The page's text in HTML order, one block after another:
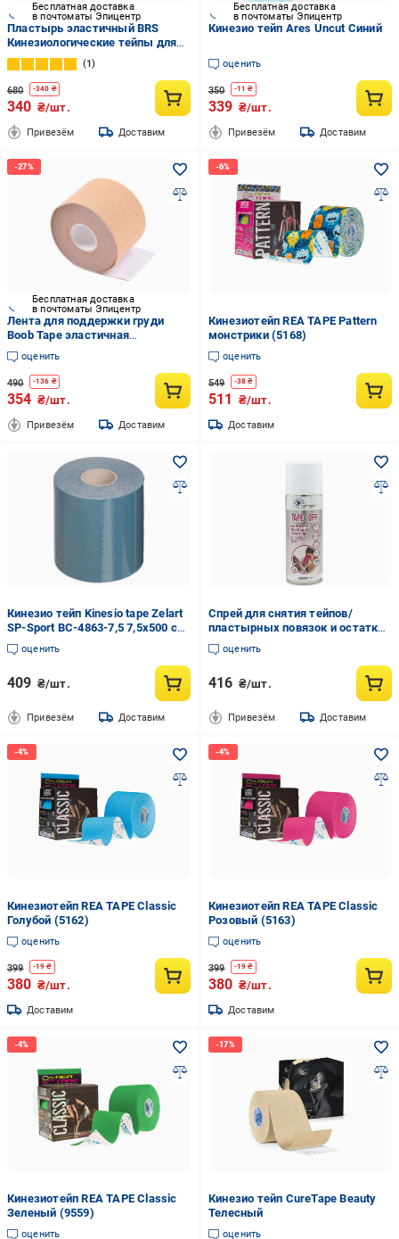
Бесплатная доставка
в почтоматы Эпицентр
Пластырь эластичный BRS
Кинезиологические тейпы для
лица и тела 5 см х 5 м Black
(425841702)
1
680 -340 ₴
340 ₴/шт.
Привезём Доставим
Бесплатная доставка
в почтоматы Эпицентр
Кинезио тейп Ares Uncut Синий
оценить
350 -11 ₴
339 ₴/шт.
Привезём Доставим
Бесплатная доставка
в почтоматы Эпицентр
Лента для поддержки груди
Boob Tape эластичная
самоклеящаяся 5 м/10 см
Бежевый (BT-ТХТ-10)
оценить
490 -136 ₴
354 ₴/шт.
Привезём Доставим
Кинезиотейп REA TAPE Pattern
монстрики (5168)
оценить
549 -38 ₴
511 ₴/шт.
Доставим
Кинезио тейп Kinesio tape Zelart
SP-Sport BC-4863-7,5 7,5х500 см
(DR004204)
оценить
409 ₴/шт.
Привезём Доставим
Спрей для снятия тейпов/
пластырных повязок и остатков
клея (AN008356)
оценить
416 ₴/шт.
Привезём Доставим
Кинезиотейп REA TAPE Classic
Голубой (5162)
оценить
399 -19 ₴
380 ₴/шт.
Доставим
Кинезиотейп REA TAPE Classic
Розовый (5163)
оценить
399 -19 ₴
380 ₴/шт.
Доставим
Кинезиотейп REA TAPE Classic
Зеленый (9559)
оценить
Кинезио тейп CureTape Beauty
Телесный
оценить